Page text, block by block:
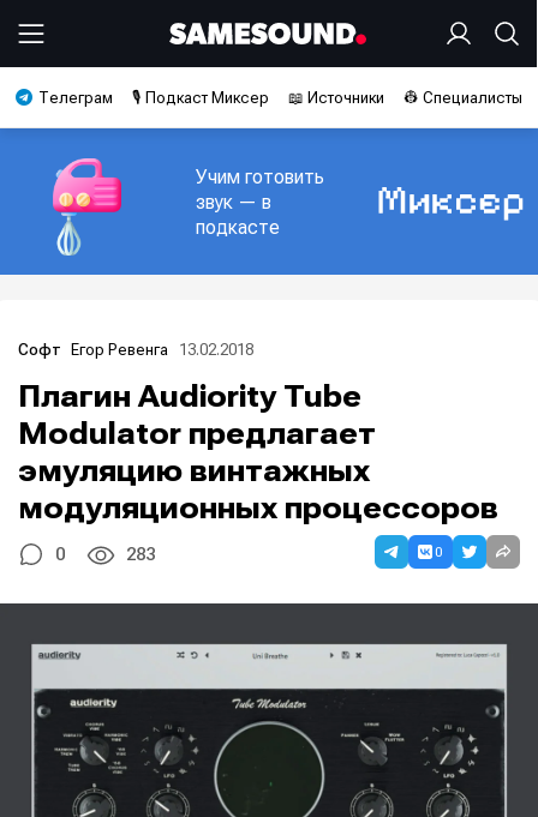
Телеграм 🎙️ Подкаст Миксер 📖 Источники 👷 Специалисты
Учим готовить
звук — в
подкасте
Софт Егор Ревенга 13.02.2018
Плагин Audiority Tube
Modulator предлагает
эмуляцию винтажных
модуляционных процессоров
0 283 0